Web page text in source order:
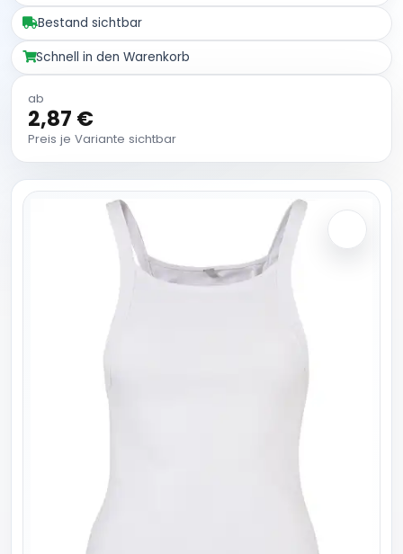
Bestand sichtbar
Schnell in den Warenkorb
ab
2,87 €
Preis je Variante sichtbar